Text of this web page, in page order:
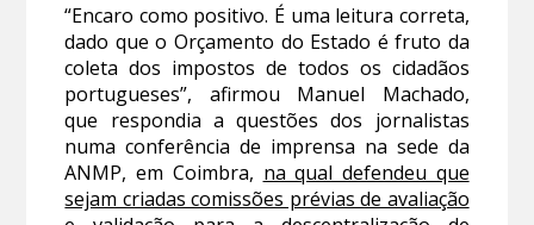
“Encaro como positivo. É uma leitura correta,
dado que o Orçamento do Estado é fruto da
coleta dos impostos de todos os cidadãos
portugueses”, afirmou Manuel Machado,
que respondia a questões dos jornalistas
numa conferência de imprensa na sede da
ANMP, em Coimbra, na qual defendeu que
sejam criadas comissões prévias de avaliação